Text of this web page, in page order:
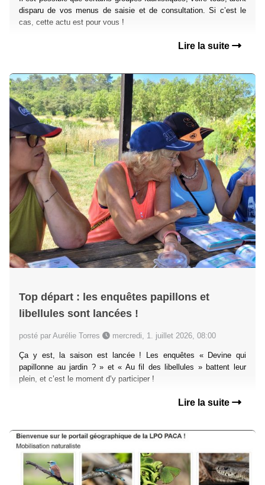
disparu de vos menus de saisie et de consultation. Si c’est le
cas, cette actu est pour vous !
Lire la suite
Top départ : les enquêtes papillons et
libellules sont lancées !
posté par Aurélie Torres mercredi, 1. juillet 2026, 08:00
Ça y est, la saison est lancée ! Les enquêtes « Devine qui
papillonne au jardin ? » et « Au fil des libellules » battent leur
plein, et c’est le moment d’y participer !
Lire la suite